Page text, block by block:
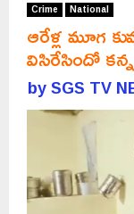
Crime National
ఆరేళ్ల మూగ
విసిరేసిందో కన్న
bySGS TV